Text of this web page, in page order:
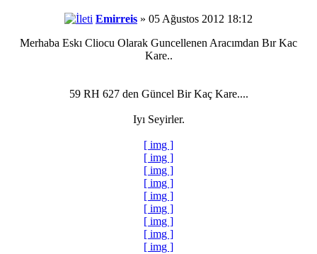
Emirreis » 05 Ağustos 2012 18:12
Merhaba Eskı Cliocu Olarak Guncellenen Aracımdan Bır Kac
Kare..
59 RH 627 den Güncel Bir Kaç Kare....
Iyı Seyirler.
[ img ]
[ img ]
[ img ]
[ img ]
[ img ]
[ img ]
[ img ]
[ img ]
[ img ]